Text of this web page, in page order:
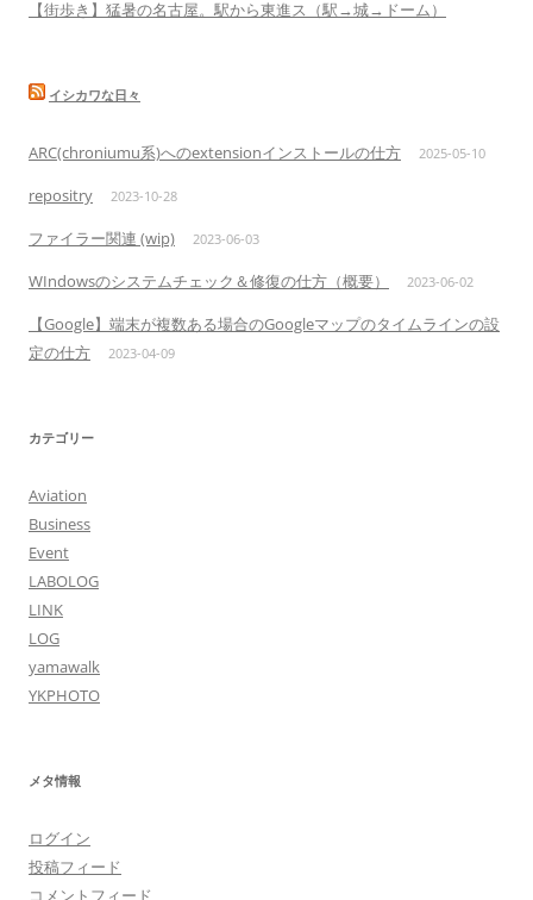
【街歩き】猛暑の名古屋。駅から東進ス（駅→城→ドーム）
イシカワな日々
ARC(chroniumu系)へのextensionインストールの仕方 2025-05-10
repositry 2023-10-28
ファイラー関連 (wip) 2023-06-03
WIndowsのシステムチェック＆修復の仕方（概要） 2023-06-02
【Google】端末が複数ある場合のGoogleマップのタイムラインの設
定の仕方
2023-04-09
カテゴリー
Aviation
Business
Event
LABOLOG
LINK
LOG
yamawalk
YKPHOTO
メタ情報
ログイン
投稿フィード
コメントフィード